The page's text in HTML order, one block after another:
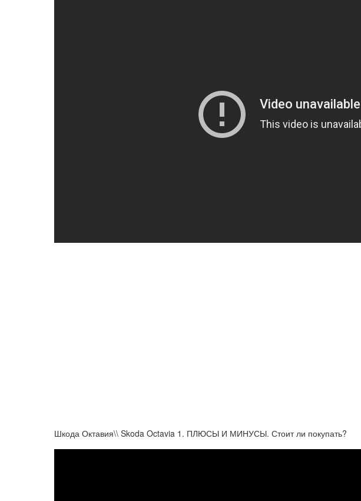
Шкода Октавия\\ Skoda Octavia 1. ПЛЮСЫ И МИНУСЫ. Стоит ли покупать?